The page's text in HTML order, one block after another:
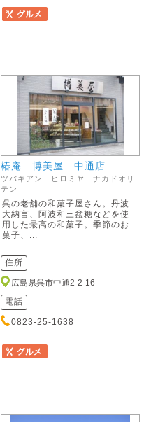
椿庵 博美屋 中通店
ツバキアン ヒロミヤ ナカドオリ
テン
呉の老舗の和菓子屋さん。丹波
大納言、阿波和三盆糖などを使
用した最高の和菓子。季節のお
菓子、...
住所
広島県呉市中通2-2-16
電話
0823-25-1638